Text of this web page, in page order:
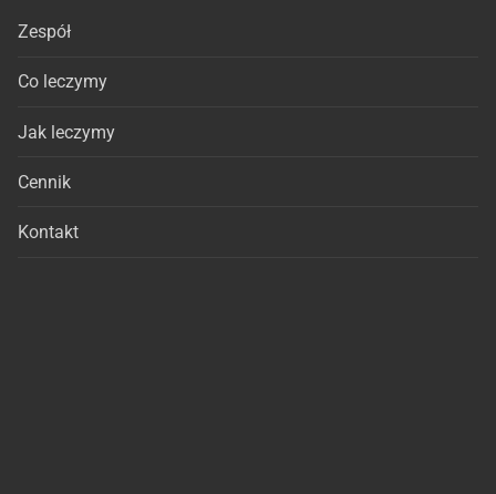
Zespół
Co leczymy
Jak leczymy
Cennik
Kontakt